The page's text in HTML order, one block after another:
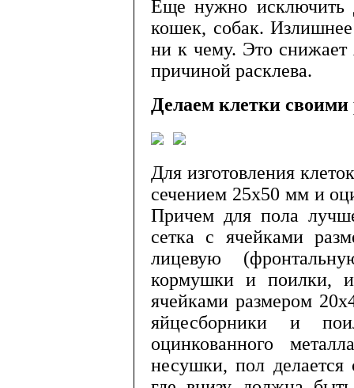
Еще нужно исключить
кошек, собак. Излишнее
ни к чему. Это снижает
причиной расклева.
Делаем клетки
Для изготовления
сечением 25x50 мм и
При­чем для пола
сетка с ячейками
лицевую
кормушки и поилки,
ячейками раз­мером
яйцесборники и
оцинкованного
несушки, пол